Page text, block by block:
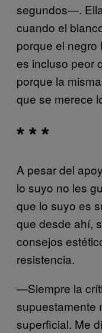
segundos—.
cuando el
porque el
es incluso peor
porque la
que se merece
* * *
A pesar del
lo suyo no les
que lo suyo es
que desde ahí,
consejos
resistencia.
—Siempre la
supuestamente
superficial. Me